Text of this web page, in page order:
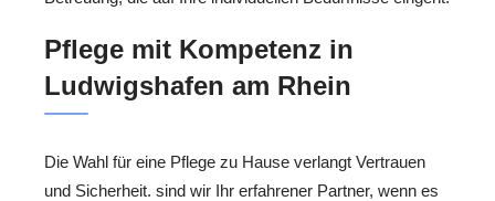
Pflege mit Kompetenz in
Ludwigshafen am Rhein
Die Wahl für eine Pflege zu Hause verlangt Vertrauen
und Sicherheit. sind wir Ihr erfahrener Partner, wenn es